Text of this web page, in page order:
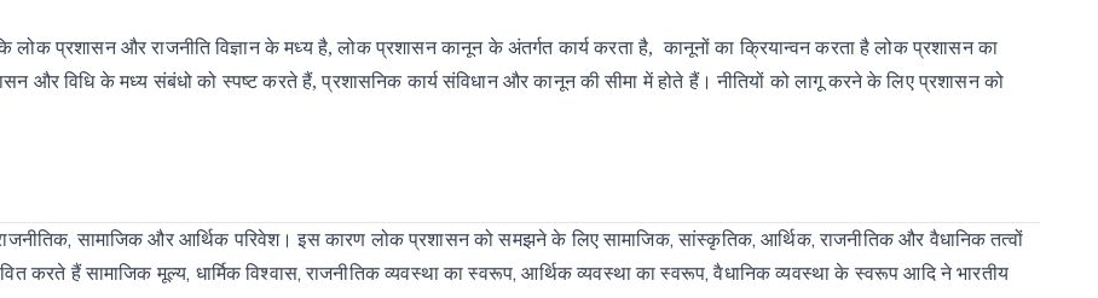
लोक प्रशासन और राजनीति विज्ञान के मध्य है,लोक प्रशासन कानून के अंतर्गत कार्य करता है, कानूनों का क्रियान्वन करता है लोक प्रशासन का
और विधि के मध्य संबंधो को स्पष्ट करते हैं,प्रशासनिक कार्य संविधान और कानून की सीमा में होते हैं। नीतियों को लागू करने के लिए प्रशासन को
,सामाजिक और आर्थिक परिवेश।इस कारण लोक प्रशासन को समझने के लिए सामाजिक,सांस्कृतिक,आर्थिक,राजनीतिक और वैधानिक तत्वों
करते हैं सामाजिक मूल्य, धार्मिक विश्वास,राजनीतिक व्यवस्था का स्वरूप,आर्थिक व्यवस्था का स्वरूप,वैधानिक व्यवस्था के स्वरूप आदि ने भारतीय